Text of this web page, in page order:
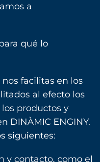
a
qué lo
facilitas en los
al efecto los
productos y
DINÀMIC ENGINY.
siguientes:
y contacto, como el